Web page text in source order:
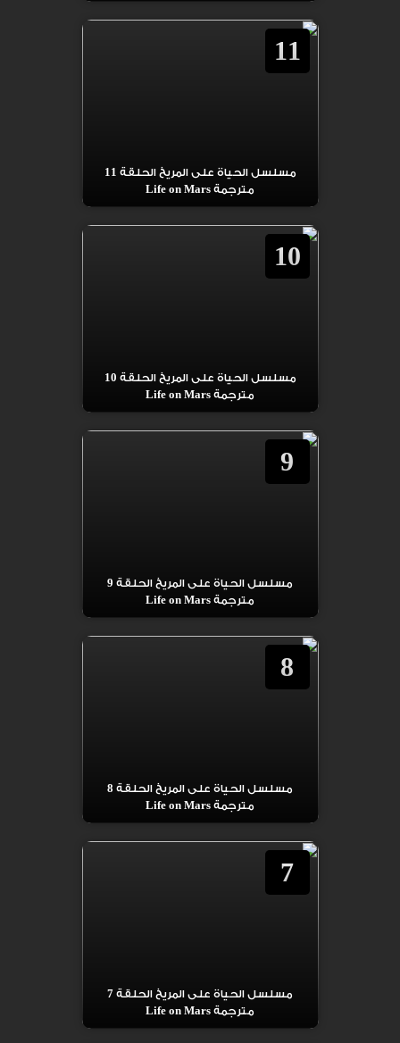
11
مسلسل الحياة على المريخ الحلقة 11
مترجمة Life on Mars
10
مسلسل الحياة على المريخ الحلقة 10
مترجمة Life on Mars
9
مسلسل الحياة على المريخ الحلقة 9
مترجمة Life on Mars
8
مسلسل الحياة على المريخ الحلقة 8
مترجمة Life on Mars
7
مسلسل الحياة على المريخ الحلقة 7
مترجمة Life on Mars